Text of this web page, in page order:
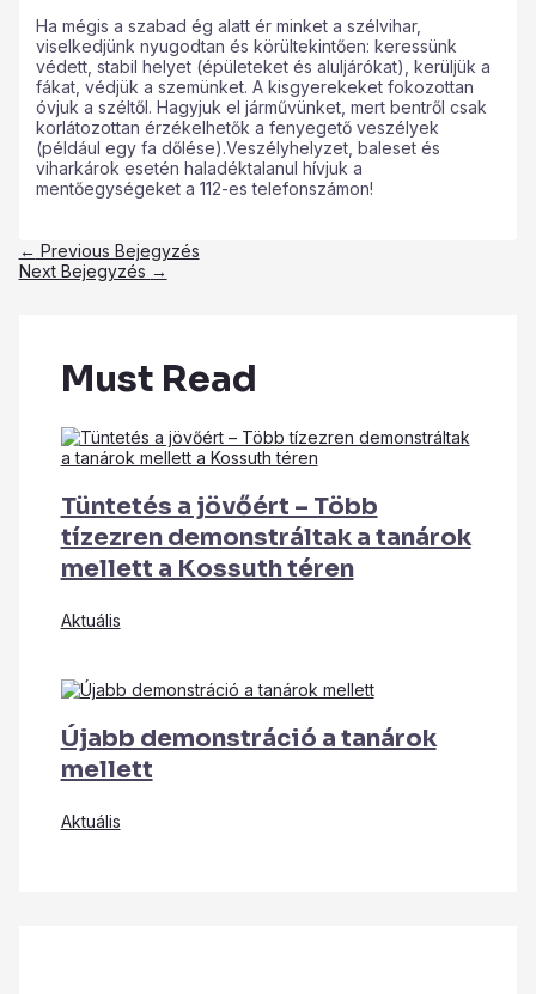
Ha mégis a szabad ég alatt ér minket a szélvihar,
viselkedjünk nyugodtan és körültekintően: keressünk
védett, stabil helyet (épületeket és aluljárókat), kerüljük a
fákat, védjük a szemünket. A kisgyerekeket fokozottan
óvjuk a széltől. Hagyjuk el járművünket, mert bentről csak
korlátozottan érzékelhetők a fenyegető veszélyek
(például egy fa dőlése).Veszélyhelyzet, baleset és
viharkárok esetén haladéktalanul hívjuk a
mentőegységeket a 112-es telefonszámon!
← Previous Bejegyzés
Next Bejegyzés →
Must Read
Tüntetés a jövőért – Több
tízezren demonstráltak a tanárok
mellett a Kossuth téren
Aktuális
Újabb demonstráció a tanárok
mellett
Aktuális